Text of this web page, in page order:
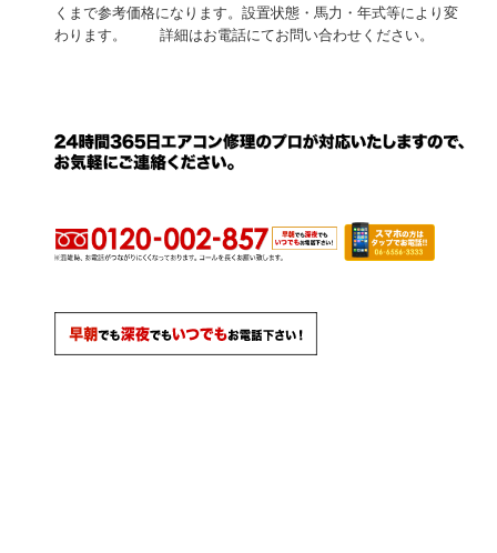
くまで参考価格になります。設置状態・馬力・年式等により変
わります。 詳細はお電話にてお問い合わせください。